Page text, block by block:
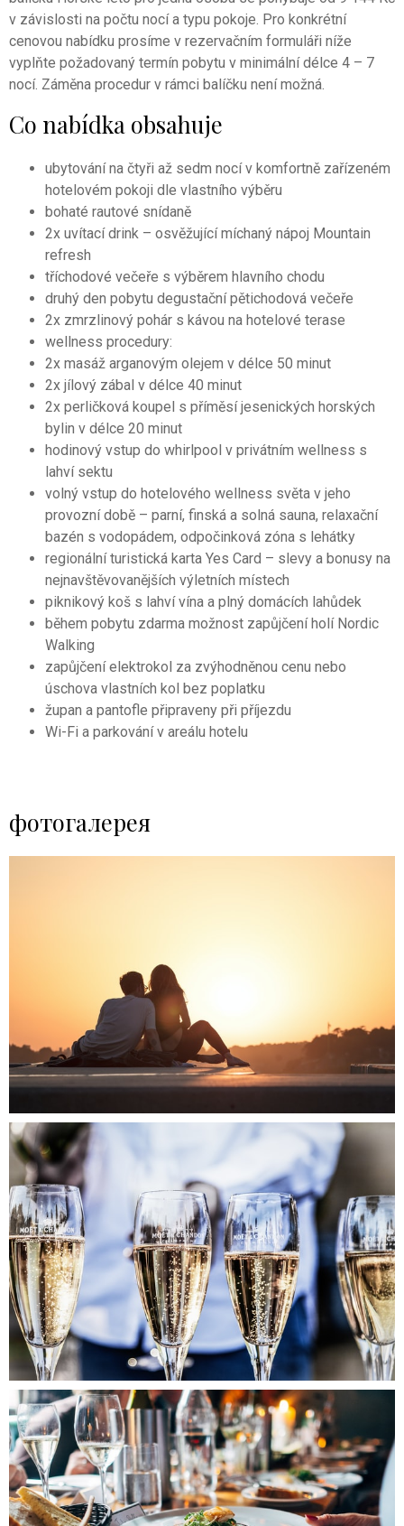
v závislosti na počtu nocí a typu pokoje. Pro konkrétní
cenovou nabídku prosíme v rezervačním formuláři níže
vyplňte požadovaný termín pobytu v minimální délce 4 – 7
nocí. Záměna procedur v rámci balíčku není možná.
Co nabídka obsahuje
ubytování na čtyři až sedm nocí v komfortně zařízeném
hotelovém pokoji dle vlastního výběru
bohaté rautové snídaně
2x uvítací drink – osvěžující míchaný nápoj Mountain
refresh
tříchodové večeře s výběrem hlavního chodu
druhý den pobytu degustační pětichodová večeře
2x zmrzlinový pohár s kávou na hotelové terase
wellness procedury:
2x masáž arganovým olejem v délce 50 minut
2x jílový zábal v délce 40 minut
2x perličková koupel s příměsí jesenických horských
bylin v délce 20 minut
hodinový vstup do whirlpool v privátním wellness s
lahví sektu
volný vstup do hotelového wellness světa v jeho
provozní době – parní, finská a solná sauna, relaxační
bazén s vodopádem, odpočinková zóna s lehátky
regionální turistická karta Yes Card – slevy a bonusy na
nejnavštěvovanějších výletních místech
piknikový koš s lahví vína a plný domácích lahůdek
během pobytu zdarma možnost zapůjčení holí Nordic
Walking
zapůjčení elektrokol za zvýhodněnou cenu nebo
úschova vlastních kol bez poplatku
župan a pantofle připraveny při příjezdu
Wi-Fi a parkování v areálu hotelu
фотогалерея